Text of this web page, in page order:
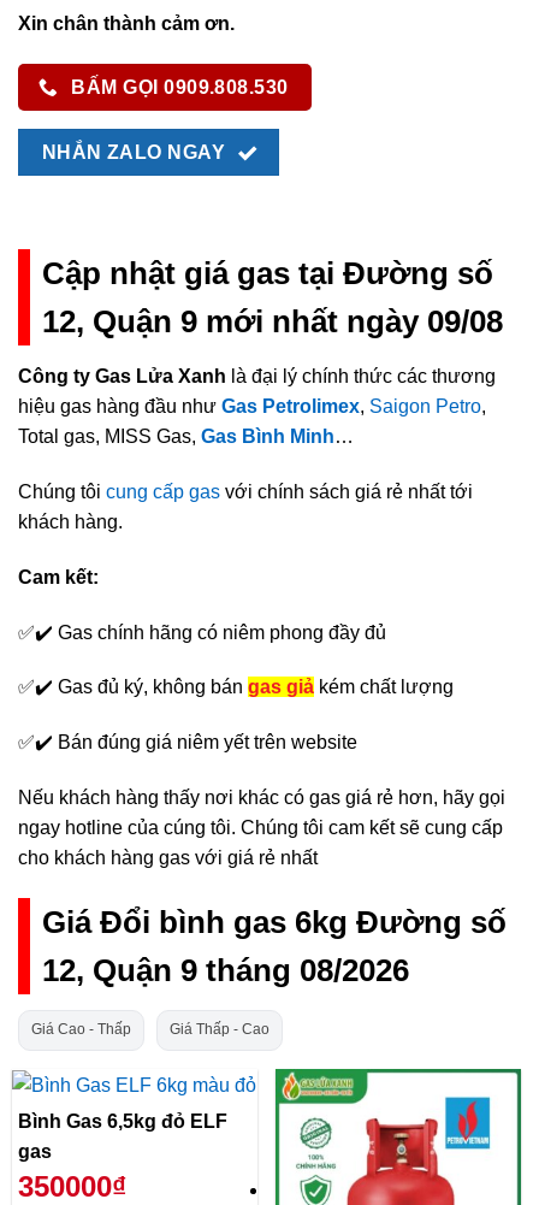
Xin chân thành cảm ơn.
BẤM GỌI 0909.808.530
NHẮN ZALO NGAY
Cập nhật giá gas tại Đường số
12, Quận 9 mới nhất ngày 09/08
Công ty Gas Lửa Xanh là đại lý chính thức các thương
hiệu gas hàng đầu như Gas Petrolimex, Saigon Petro,
Total gas, MISS Gas, Gas Bình Minh…
Chúng tôi cung cấp gas với chính sách giá rẻ nhất tới
khách hàng.
Cam kết:
✅✔️ Gas chính hãng có niêm phong đầy đủ
✅✔️ Gas đủ ký, không bán gas giả kém chất lượng
✅✔️ Bán đúng giá niêm yết trên website
Nếu khách hàng thấy nơi khác có gas giá rẻ hơn, hãy gọi
ngay hotline của cúng tôi. Chúng tôi cam kết sẽ cung cấp
cho khách hàng gas với giá rẻ nhất
Giá Đổi bình gas 6kg Đường số
12, Quận 9 tháng 08/2026
Giá Cao - Thấp Giá Thấp - Cao
Bình Gas 6,5kg đỏ ELF
gas
350000₫